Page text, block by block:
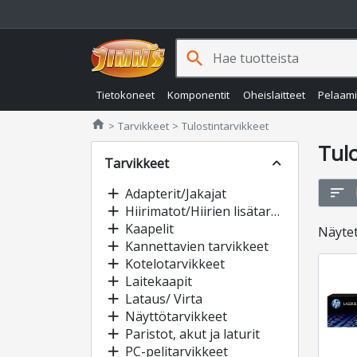
Tietokoneet Komponentit Oheislaitteet
search
home Jimms.fi
Tarvikkeet Tulostintarvikkeet
Tarvikkeet
expand_less
add Adapterit/Jakajat
add Hiirimatot/Hiirien lisätarvikkeet
add Kaapelit
add Kannettavien tarvikkeet
add Kotelotarvikkeet
add Laitekaapit
add Lataus/ Virta
add Näyttötarvikkeet
add Paristot, akut ja laturit
add PC-pelitarvikkeet
sort